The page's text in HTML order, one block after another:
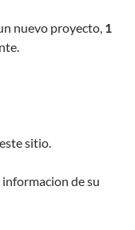
nuevo proyecto, 1
sitio.
de su